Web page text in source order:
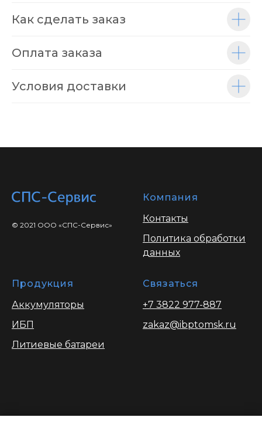
Как сделать заказ
Оплата заказа
Условия доставки
© 2021 ООО «СПС-Сервис»
Компания
Контакты
Политика обработки
данных
Продукция
Аккумуляторы
ИБП
Литиевые батареи
Связаться
+7 3822 977-887
zakaz@ibptomsk.ru